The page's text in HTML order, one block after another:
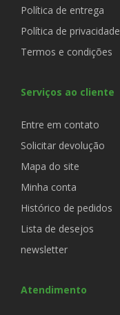
Política de entrega
Política de privacidade
Termos e condições
Serviços ao cliente
Entre em contato
Solicitar devolução
Mapa do site
Minha conta
Histórico de pedidos
Lista de desejos
newsletter
Atendimento